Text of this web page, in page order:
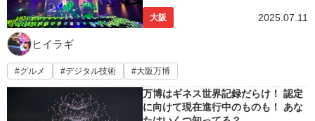
大阪 2025.07.11
ヒイラギ
グルメ デジタル技術 大阪万博
万博はギネス世界記録だらけ！ 認定
に向けて現在進行中のものも！ あな